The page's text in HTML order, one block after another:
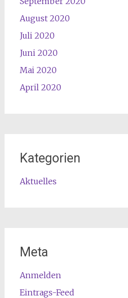
August 2020
Juli 2020
Juni 2020
Mai 2020
April 2020
Kategorien
Aktuelles
Meta
Anmelden
Eintrags-Feed